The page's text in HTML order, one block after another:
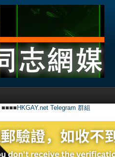
■■■■ HKGAY.net Telegram 群組